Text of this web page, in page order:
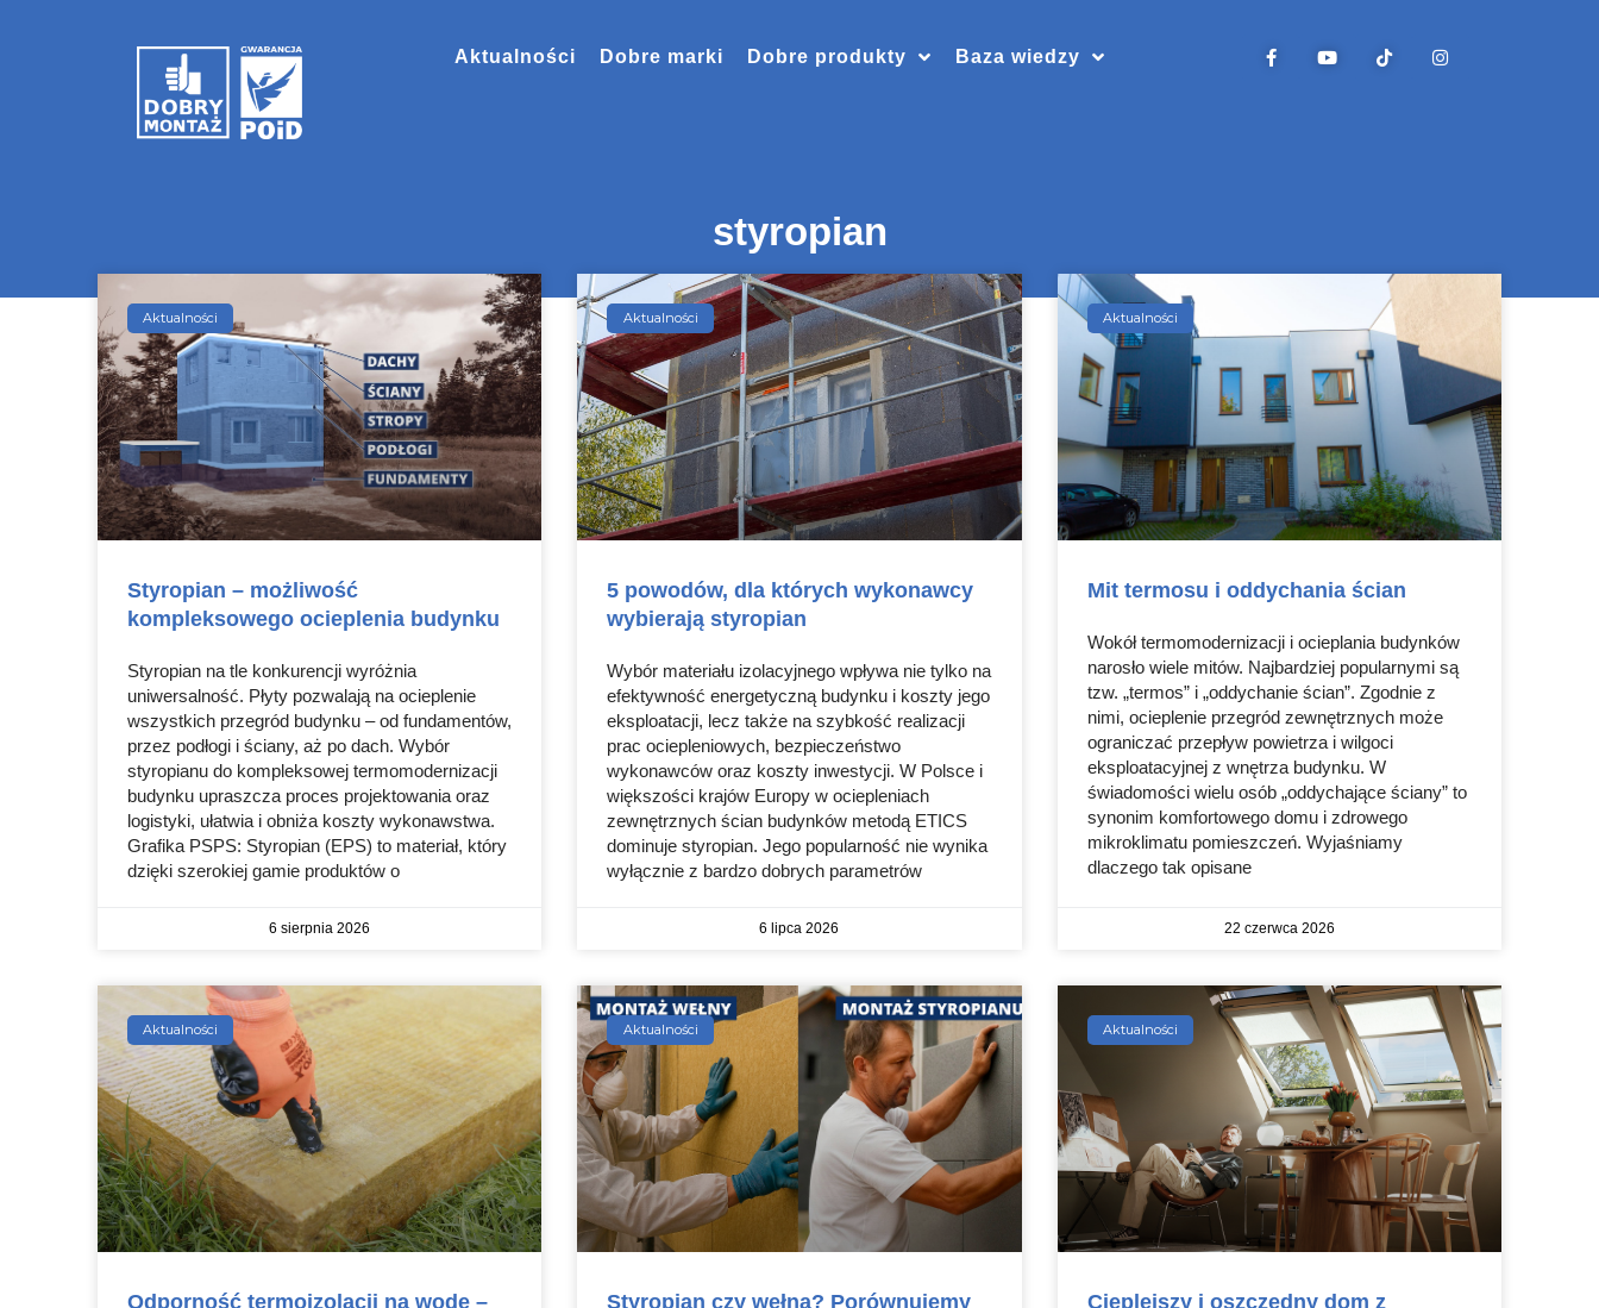
Aktualności Dobre marki Dobre produkty Baza wiedzy
styropian
Aktualności
Styropian – możliwość
kompleksowego ocieplenia budynku
Styropian na tle konkurencji wyróżnia
uniwersalność. Płyty pozwalają na ocieplenie
wszystkich przegród budynku – od fundamentów,
przez podłogi i ściany, aż po dach. Wybór
styropianu do kompleksowej termomodernizacji
budynku upraszcza proces projektowania oraz
logistyki, ułatwia i obniża koszty wykonawstwa.
Grafika PSPS: Styropian (EPS) to materiał, który
dzięki szerokiej gamie produktów o
6 sierpnia 2026
Aktualności
5 powodów, dla których wykonawcy
wybierają styropian
Wybór materiału izolacyjnego wpływa nie tylko na
efektywność energetyczną budynku i koszty jego
eksploatacji, lecz także na szybkość realizacji
prac ociepleniowych, bezpieczeństwo
wykonawców oraz koszty inwestycji. W Polsce i
większości krajów Europy w ociepleniach
zewnętrznych ścian budynków metodą ETICS
dominuje styropian. Jego popularność nie wynika
wyłącznie z bardzo dobrych parametrów
6 lipca 2026
Aktualności
Mit termosu i oddychania ścian
Wokół termomodernizacji i ocieplania budynków
narosło wiele mitów. Najbardziej popularnymi są
tzw. „termos” i „oddychanie ścian”. Zgodnie z
nimi, ocieplenie przegród zewnętrznych może
ograniczać przepływ powietrza i wilgoci
eksploatacyjnej z wnętrza budynku. W
świadomości wielu osób „oddychające ściany” to
synonim komfortowego domu i zdrowego
mikroklimatu pomieszczeń. Wyjaśniamy
dlaczego tak opisane
22 czerwca 2026
Aktualności
Odporność termoizolacji na wodę –
Aktualności
Styropian czy wełna? Porównujemy
Aktualności
Cieplejszy i oszczędny dom z